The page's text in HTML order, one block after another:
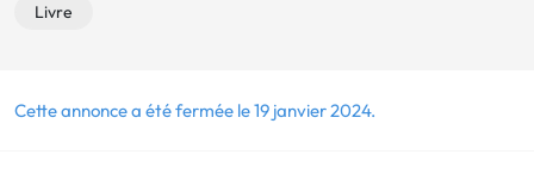
Livre
Cette annonce a été fermée le 19 janvier 2024.